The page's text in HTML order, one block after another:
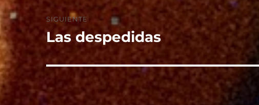
SIGUIENTE
Entrada
siguiente:
Las despedidas